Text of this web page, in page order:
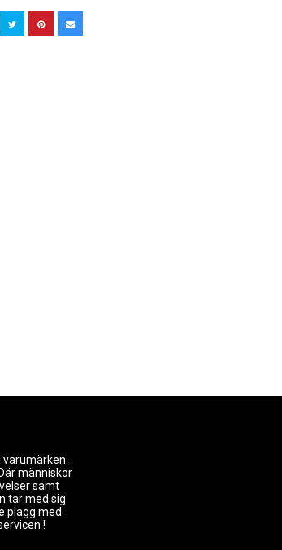
människor
samt
tar med sig
plagg med
!